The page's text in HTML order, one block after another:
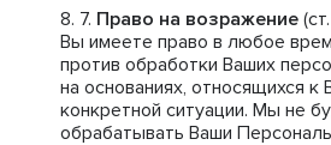
Право на возражение
Вы имеете право в любое
против обработки Ваших
на основаниях, относящихся к
конкретной ситуации. Мы не
обрабатывать Ваши